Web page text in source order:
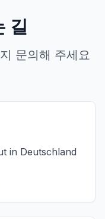
길
문의해 주세요
in Deutschland